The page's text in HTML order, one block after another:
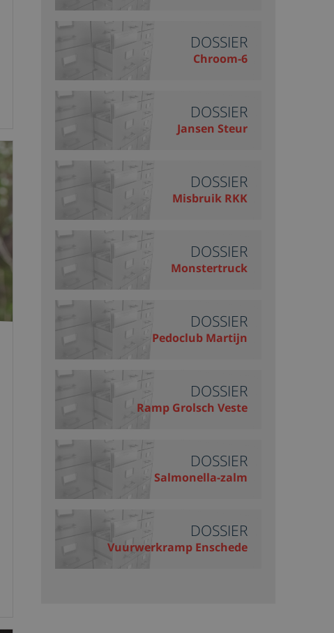
DOSSIER
Chroom-6
DOSSIER
Jansen Steur
DOSSIER
Misbruik RKK
DOSSIER
Monstertruck
DOSSIER
Pedoclub Martijn
DOSSIER
Ramp Grolsch Veste
DOSSIER
Salmonella-zalm
DOSSIER
Vuurwerkramp Enschede